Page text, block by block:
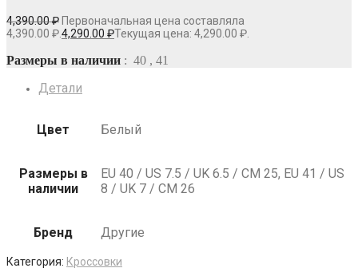
4,390.00₽ Первоначальная цена составляла
4,390.00 ₽.4,290.00 ₽Текущая цена: 4,290.00 ₽.
Размеры в наличии : 40 , 41
Детали
Цвет Белый
Размеры в
наличии
EU 40 / US 7.5 / UK 6.5 / СМ 25, EU 41 / US
8 / UK 7 / СМ 26
Бренд Другие
Категория: Кроссовки